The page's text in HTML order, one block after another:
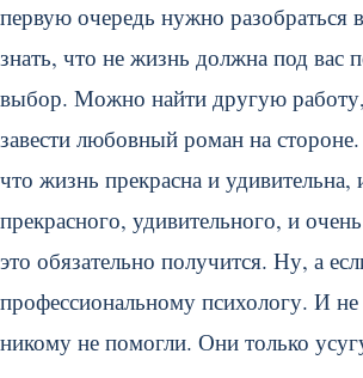
первую очередь нужно разобраться
знать, что не жизнь должна под вас
выбор. Можно найти другую
завести любовный роман на
что жизнь прекрасна и
прекрасного, удивительного, и
это обязательно получится. Ну, а
профессиональному психологу. И
никому не помогли. Они только